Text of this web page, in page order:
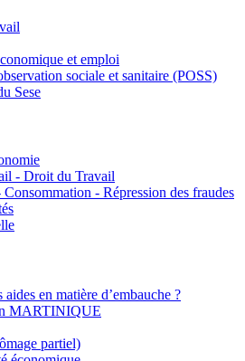
et emploi
sociale et sanitaire (POSS)
Sese
- Droit du Travail
- Répression des fraudes
en matière d’embauche ?
MARTINIQUE
partiel)